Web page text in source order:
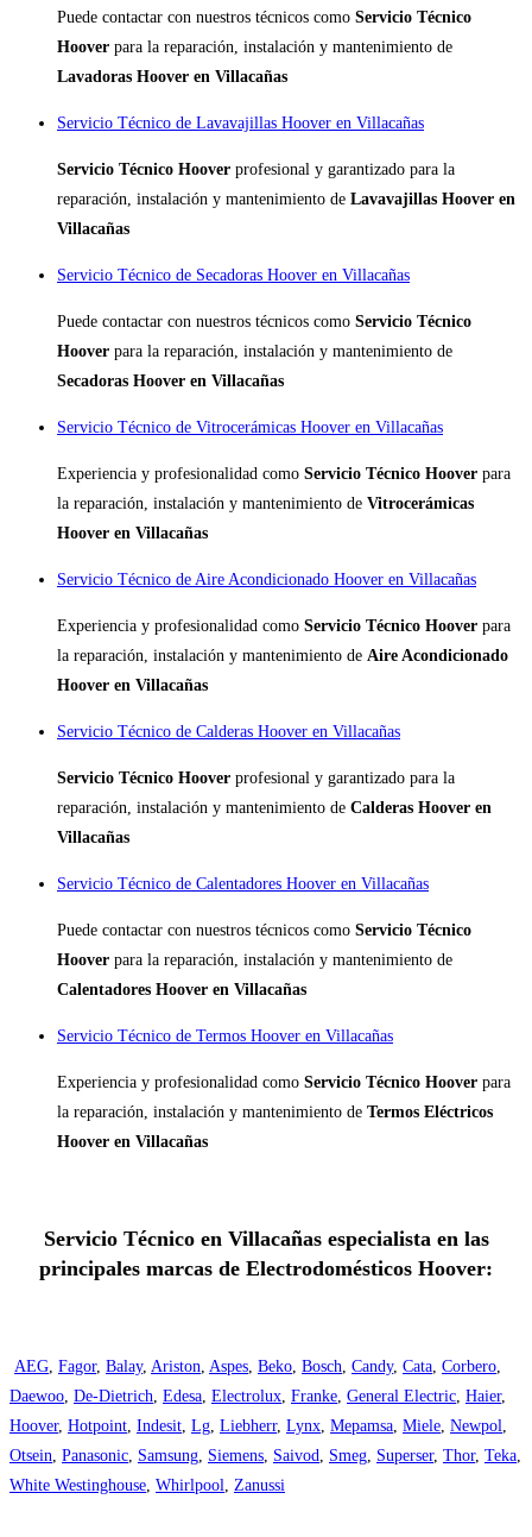
Puede contactar con nuestros técnicos como Servicio Técnico
Hoover para la reparación, instalación y mantenimiento de
Lavadoras Hoover en Villacañas
Servicio Técnico de Lavavajillas Hoover en Villacañas
Servicio Técnico Hoover profesional y garantizado para la
reparación, instalación y mantenimiento de Lavavajillas Hoover en
Villacañas
Servicio Técnico de Secadoras Hoover en Villacañas
Puede contactar con nuestros técnicos como Servicio Técnico
Hoover para la reparación, instalación y mantenimiento de
Secadoras Hoover en Villacañas
Servicio Técnico de Vitrocerámicas Hoover en Villacañas
Experiencia y profesionalidad como Servicio Técnico Hoover para
la reparación, instalación y mantenimiento de Vitrocerámicas
Hoover en Villacañas
Servicio Técnico de Aire Acondicionado Hoover en Villacañas
Experiencia y profesionalidad como Servicio Técnico Hoover para
la reparación, instalación y mantenimiento de Aire Acondicionado
Hoover en Villacañas
Servicio Técnico de Calderas Hoover en Villacañas
Servicio Técnico Hoover profesional y garantizado para la
reparación, instalación y mantenimiento de Calderas Hoover en
Villacañas
Servicio Técnico de Calentadores Hoover en Villacañas
Puede contactar con nuestros técnicos como Servicio Técnico
Hoover para la reparación, instalación y mantenimiento de
Calentadores Hoover en Villacañas
Servicio Técnico de Termos Hoover en Villacañas
Experiencia y profesionalidad como Servicio Técnico Hoover para
la reparación, instalación y mantenimiento de Termos Eléctricos
Hoover en Villacañas
Servicio Técnico en Villacañas especialista en las
principales marcas de Electrodomésticos Hoover:
AEG, Fagor, Balay, Ariston, Aspes, Beko, Bosch, Candy, Cata, Corbero,
Daewoo, De-Dietrich, Edesa, Electrolux, Franke, General Electric, Haier,
Hoover, Hotpoint, Indesit, Lg, Liebherr, Lynx, Mepamsa, Miele, Newpol,
Otsein, Panasonic, Samsung, Siemens, Saivod, Smeg, Superser, Thor, Teka,
White Westinghouse, Whirlpool, Zanussi